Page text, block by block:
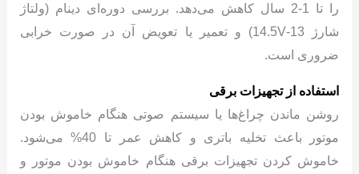
را تا 1-2 سال کاهش می‌دهد. بررسی دوره‌ای دینام (ولتاژ
شارژ 13-14.5V) و تعمیر یا تعویض آن در صورت خرابی
ضروری است.
استفاده از تجهیزات برقی
روشن ماندن چراغ‌ها یا سیستم صوتی هنگام خاموش بودن
موتور باعث تخلیه باتری و کاهش عمر تا 40% می‌شود.
خاموش کردن تجهیزات برقی هنگام خاموش بودن موتور و